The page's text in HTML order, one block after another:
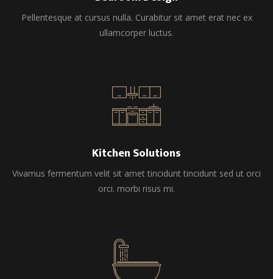
Lorem ipsum dolor sit amet, consectetur
adipiscing elit. Quisque molestie eu ligula vitae
fermentum massa nec, dignissim massa.
Pellentesque at cursus nulla. Curabitur sit amet erat nec ex
ullamcorper luctus.
Kitchen Solutions
Vivamus fermentum velit sit amet tincidunt tincidunt sed ut orci
orci. morbi risus mi.